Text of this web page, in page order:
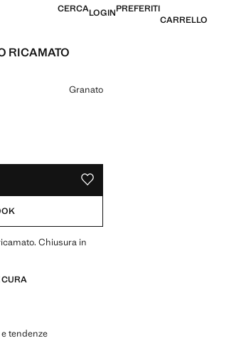
CERCALOGINPREFERITI
CARRELLO
RICAMATO
]
Granato
SALVA COME PREFERITO
Chiusura in
CURA
tendenze